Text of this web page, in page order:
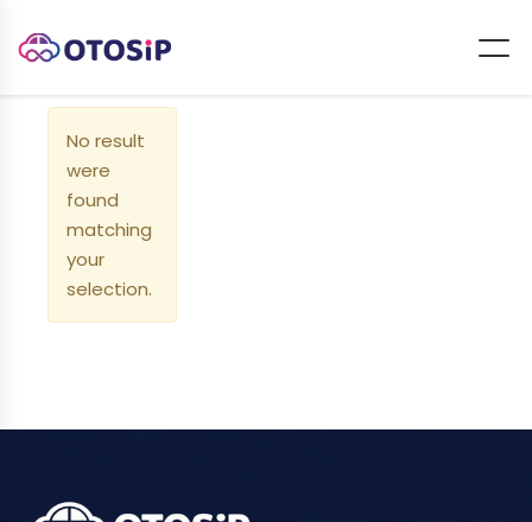
No result
were
found
matching
your
selection.